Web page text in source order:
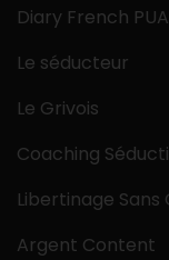
Diary French PUA
Le séducteur
Le Grivois
Coaching
Libertinage Sans
Argent Content